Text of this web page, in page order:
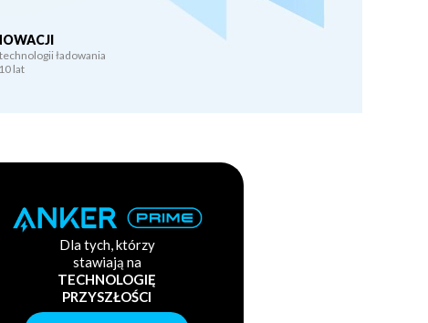
ładowania
lat
Dla tych, którzy
stawiają na
TECHNOLOGIĘ
PRZYSZŁOŚCI